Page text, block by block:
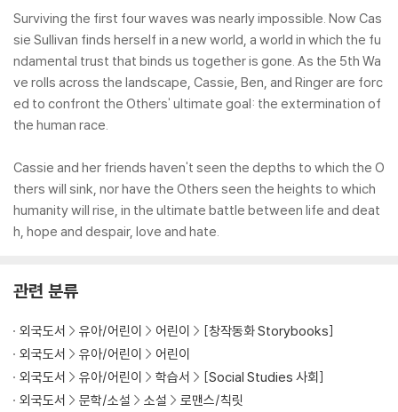
Surviving the first four waves was nearly impossible. Now Cas
sie Sullivan finds herself in a new world, a world in which the fu
ndamental trust that binds us together is gone. As the 5th Wa
ve rolls across the landscape, Cassie, Ben, and Ringer are forc
ed to confront the Others' ultimate goal: the extermination of
the human race.
Cassie and her friends haven't seen the depths to which the O
thers will sink, nor have the Others seen the heights to which
humanity will rise, in the ultimate battle between life and deat
h, hope and despair, love and hate.
관련 분류
외국도서 유아/어린이 어린이
[창작동화 Storybooks]
외국도서
유아/어린이
어린이
외국도서
유아/어린이 학습서
[Social Studies 사회]
외국도서
문학/소설 소설
로맨스/칙릿